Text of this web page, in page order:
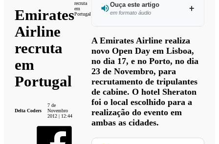
Emirates
Airline
recruta
em
Portugal
Delta Coders
7 de
Novembro
2012 | 12:44
Ouça este artigo
em formato áudio
Ouvir este
artigo
A Emirates Airline realiza
novo Open Day em Lisboa,
no dia 17, e no Porto, no dia
23 de Novembro, para
recrutamento de tripulantes
de cabine. O hotel Sheraton
foi o local escolhido para a
realização do evento em
ambas as cidades.